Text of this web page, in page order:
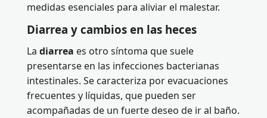
medidas esenciales para aliviar el malestar.
Diarrea y cambios en las heces
La diarrea es otro síntoma que suele
presentarse en las infecciones bacterianas
intestinales. Se caracteriza por evacuaciones
frecuentes y líquidas, que pueden ser
acompañadas de un fuerte deseo de ir al baño.